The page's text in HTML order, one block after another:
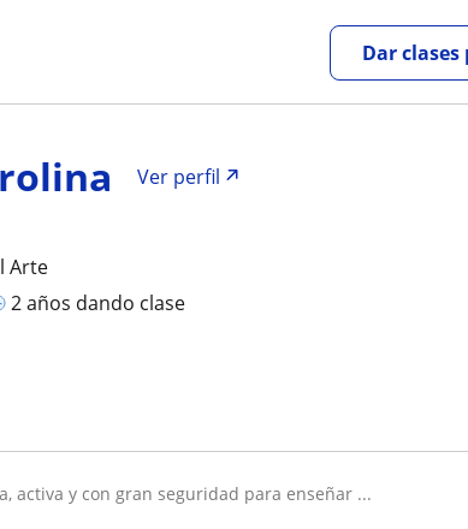
Dar
Ver perfil
Arte
2 años dando clase
activa y con gran seguridad para enseñar ...